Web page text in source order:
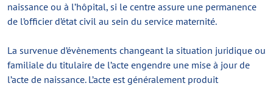
naissance ou à l’hôpital, si le centre assure une permanence
de l’officier d’état civil au sein du service maternité.
La survenue d’évènements changeant la situation juridique ou
familiale du titulaire de l’acte engendre une mise à jour de
l’acte de naissance. L’acte est généralement produit